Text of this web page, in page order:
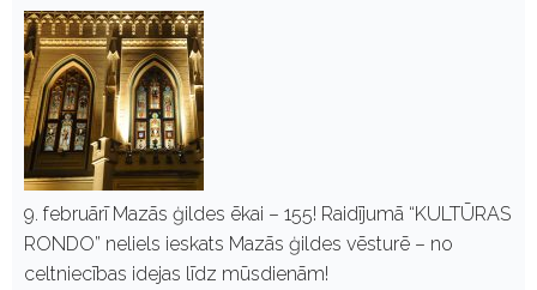
9. februārī Mazās ģildes ēkai – 155! Raidījumā “KULTŪRAS
RONDO” neliels ieskats Mazās ģildes vēsturē – no
celtniecības idejas līdz mūsdienām!